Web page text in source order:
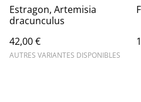
Estragon, Artemisia
dracunculus
42,00 €
AUTRES VARIANTES DISPONIBLES